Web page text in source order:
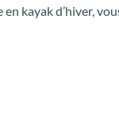
kayak d’hiver,